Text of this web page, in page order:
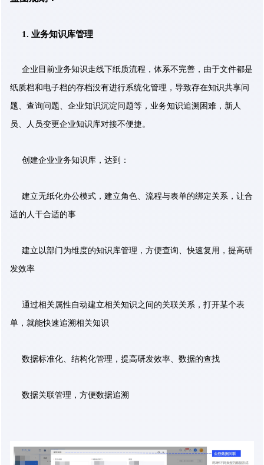
1. 业务知识库管理
企业目前业务知识走线下纸质流程，体系不完善，由于文件都是
纸质档和电子档的存档没有进行系统化管理，导致存在知识共享问
题、查询问题、企业知识沉淀问题等，业务知识追溯困难，新人
员、人员变更企业知识库对接不便捷。
创建企业业务知识库，达到：
建立无纸化办公模式，建立角色、流程与表单的绑定关系，让合
适的人干合适的事
建立以部门为维度的知识库管理，方便查询、快速复用，提高研
发效率
通过相关属性自动建立相关知识之间的关联关系，打开某个表
单，就能快速追溯相关知识
数据标准化、结构化管理，提高研发效率、数据的查找
数据关联管理，方便数据追溯